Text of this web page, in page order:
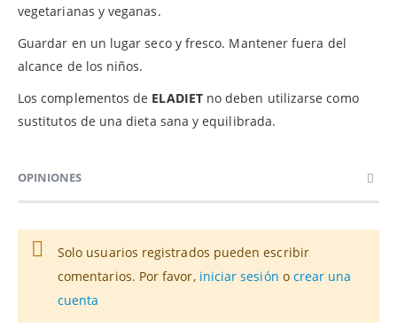
vegetarianas y veganas.
Guardar en un lugar seco y fresco. Mantener fuera del
alcance de los niños.
Los complementos de ELADIETno deben utilizarse como
sustitutos de una dieta sana y equilibrada.
OPINIONES
Solo usuarios registrados pueden escribir
comentarios. Por favor, iniciar sesión o crear una
cuenta